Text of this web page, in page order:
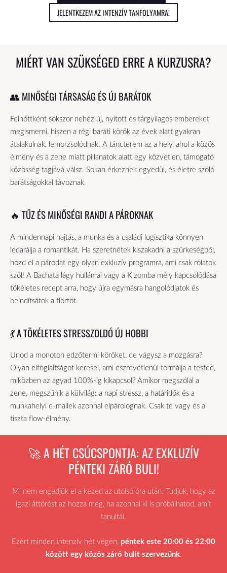
JELENTKEZEM AZ INTENZÍV TANFOLYAMRA!
MIÉRT VAN SZÜKSÉGED ERRE A KURZUSRA?
👥 MINŐSÉGI TÁRSASÁG ÉS ÚJ BARÁTOK
Felnőttként sokszor nehéz új, nyitott és tárgyilagos embereket
megismerni, hiszen a régi baráti körök az évek alatt gyakran
átalakulnak, lemorzsolódnak. A táncterem az a hely, ahol a közös
élmény és a zene miatt pillanatok alatt egy közvetlen, támogató
közösség tagjává válsz. Sokan érkeznek egyedül, és életre szóló
barátságokkal távoznak.
🔥 TŰZ ÉS MINŐSÉGI RANDI A PÁROKNAK
A mindennapi hajtás, a munka és a családi logisztika könnyen
ledarálja a romantikát. Ha szeretnétek kiszakadni a szürkeségből,
hozd el a párodat egy olyan exkluzív programra, ami csak rólatok
szól! A Bachata lágy hullámai vagy a Kizomba mély kapcsolódása
tökéletes recept arra, hogy újra egymásra hangolódjatok és
beindítsátok a flörtöt.
💃 A TÖKÉLETES STRESSZOLDÓ ÚJ HOBBI
Unod a monoton edzőtermi köröket, de vágysz a mozgásra?
Olyan elfoglaltságot keresel, ami észrevétlenül formálja a tested,
miközben az agyad 100%-ig kikapcsol? Amikor megszólal a
zene, megszűnik a külvilág: a napi stressz, a határidők és a
munkahelyi e-mailek azonnal elpárolognak. Csak te vagy és a
tiszta flow-élmény.
🚀 A HÉT CSÚCSPONTJA: AZ EXKLUZÍV
PÉNTEKI ZÁRÓ BULI!
Mi nem engedjük el a kezed az utolsó óra után. Tudjuk, hogy az
igazi áttörést az hozza meg, ha azonnal ki is próbálhatod, amit
tanultál.
Ezért minden intenzív hét végén, péntek este 20:00 és 22:00
között egy közös záró bulit szervezünk.